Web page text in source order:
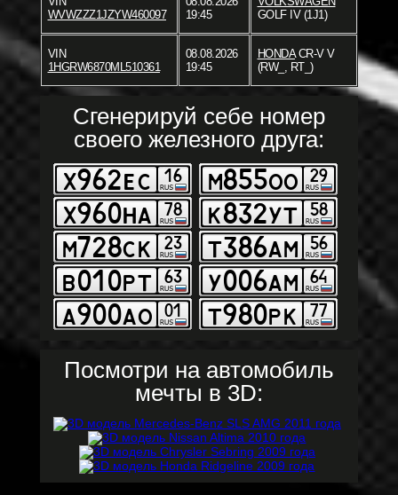
WVWZZZ1JZYW460097
19:45
GOLF IV (1J1)
VIN
1HGRW6870ML510361
08.08.2026
19:45
HONDACR-V V
(RW_, RT_)
Сгенерируй себе номер
своего железного друга:
Посмотри на автомобиль
мечты в 3D: